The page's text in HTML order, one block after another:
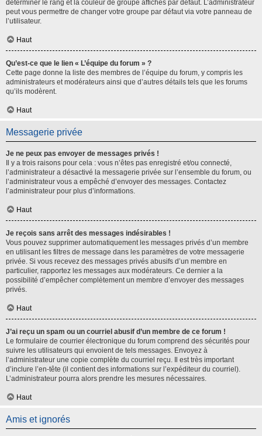
déterminer le rang et la couleur de groupe affichés par défaut. L’administrateur
peut vous permettre de changer votre groupe par défaut via votre panneau de
l’utilisateur.
Haut
Qu’est-ce que le lien « L’équipe du forum » ?
Cette page donne la liste des membres de l’équipe du forum, y compris les
administrateurs et modérateurs ainsi que d’autres détails tels que les forums
qu’ils modèrent.
Haut
Messagerie privée
Je ne peux pas envoyer de messages privés !
Il y a trois raisons pour cela : vous n’êtes pas enregistré et/ou connecté,
l’administrateur a désactivé la messagerie privée sur l’ensemble du forum, ou
l’administrateur vous a empêché d’envoyer des messages. Contactez
l’administrateur pour plus d’informations.
Haut
Je reçois sans arrêt des messages indésirables !
Vous pouvez supprimer automatiquement les messages privés d’un membre
en utilisant les filtres de message dans les paramètres de votre messagerie
privée. Si vous recevez des messages privés abusifs d’un membre en
particulier, rapportez les messages aux modérateurs. Ce dernier a la
possibilité d’empêcher complètement un membre d’envoyer des messages
privés.
Haut
J’ai reçu un spam ou un courriel abusif d’un membre de ce forum !
Le formulaire de courrier électronique du forum comprend des sécurités pour
suivre les utilisateurs qui envoient de tels messages. Envoyez à
l’administrateur une copie complète du courriel reçu. Il est très important
d’inclure l’en-tête (il contient des informations sur l’expéditeur du courriel).
L’administrateur pourra alors prendre les mesures nécessaires.
Haut
Amis et ignorés